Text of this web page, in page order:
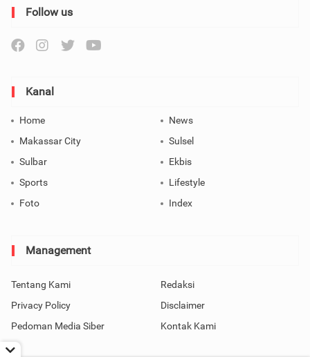
Follow us
Kanal
Home
News
Makassar City
Sulsel
Sulbar
Ekbis
Sports
Lifestyle
Foto
Index
Management
Tentang Kami
Redaksi
Privacy Policy
Disclaimer
Pedoman Media Siber
Kontak Kami